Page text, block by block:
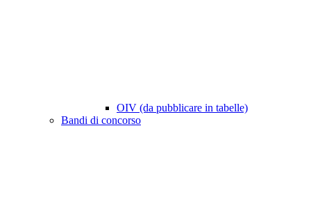
OIV (da pubblicare in tabelle)
Bandi di concorso